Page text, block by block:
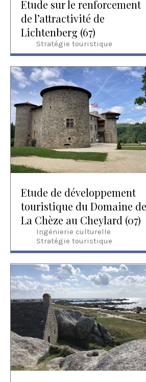
Etude sur le renforcement
de l’attractivité de
Lichtenberg (67)
Stratégie touristique
Etude de développement
touristique du Domaine de
La Chèze au Cheylard (07)
Ingénierie culturelle
Stratégie touristique